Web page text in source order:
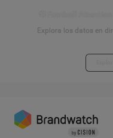
Explora los datos en